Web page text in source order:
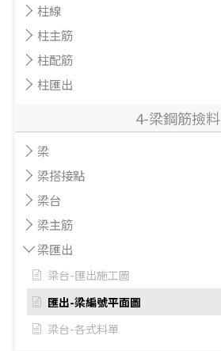
柱線
柱主筋
柱配筋
柱匯出
4-梁鋼筋撿料
梁
梁搭接點
梁台
梁主筋
梁匯出
梁台-匯出施工圖
匯出-梁編號平面圖
梁台-各式料單